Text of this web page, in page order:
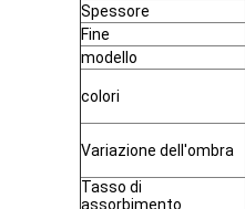
Spessore
Fine
modello
colori
Variazione dell'ombra
Tasso di
assorbimento